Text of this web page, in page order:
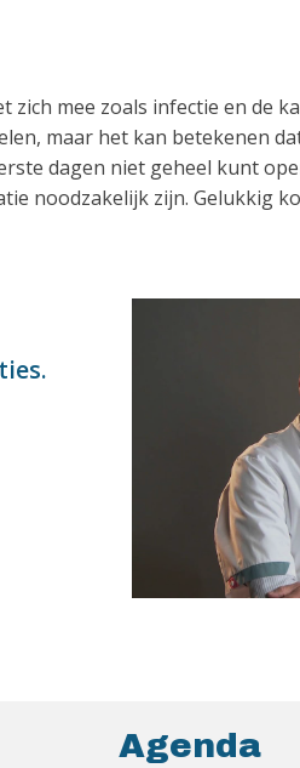
zich mee zoals infectie en de
maar het kan betekenen
dagen niet geheel kunt
noodzakelijk zijn. Gelukkig
Agenda